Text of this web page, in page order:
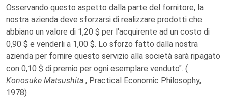
Osservando questo aspetto dalla parte del fornitore, la
nostra azienda deve sforzarsi di realizzare prodotti che
abbiano un valore di 1,20 $ per l'acquirente ad un costo di
0,90 $ e venderli a 1,00 $. Lo sforzo fatto dalla nostra
azienda per fornire questo servizio alla società sarà ripagato
con 0,10 $ di premio per ogni esemplare venduto". (
Konosuke Matsushita , Practical Economic Philosophy,
1978)